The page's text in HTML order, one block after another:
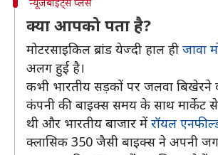
क्या आपको पता है?
मोटरसाइकिल ब्रांड येज्दी हाल ही जावा
अलग हुई है।
कभी भारतीय सड़कों पर जलवा बिखेरने
कंपनी की बाइक्स समय के साथ मार्केट
थी और भारतीय बाजार में रॉयल
क्लासिक 350 जैसी बाइक्स ने अपनी